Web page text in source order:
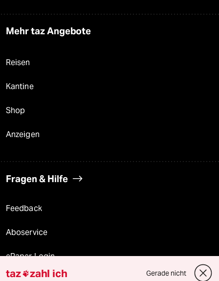
Mehr taz Angebote
Reisen
Kantine
Shop
Anzeigen
Fragen & Hilfe
Feedback
Aboservice
ePaper Login
taz zahl ich Gerade nicht